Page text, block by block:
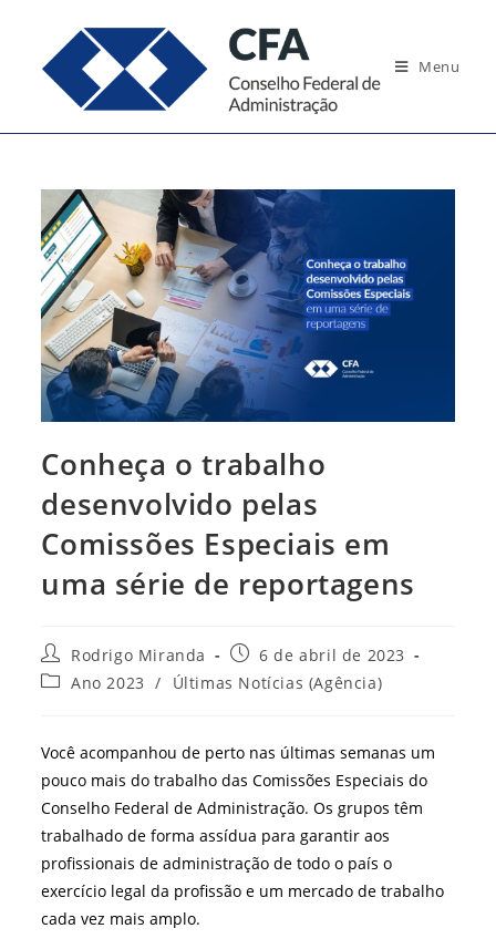
conteúdo
Menu
Conheça o trabalho
desenvolvido pelas
Comissões Especiais em
uma série de reportagens
Autor
do
post:
Rodrigo Miranda
Post
publicado:
6 de abril de 2023
Categoria
Ano 2023 / Últimas Notícias (Agência)
Você acompanhou de perto nas últimas semanas um
pouco mais do trabalho das Comissões Especiais do
Conselho Federal de Administração. Os grupos têm
trabalhado de forma assídua para garantir aos
profissionais de administração de todo o país o
exercício legal da profissão e um mercado de trabalho
cada vez mais amplo.